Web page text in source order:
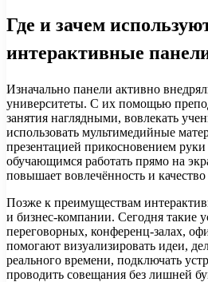
Где и зачем
интерактивные
Изначально панели активно
университеты. С их помощью
занятия наглядными, вовлекать
использовать мультимедийные
презентацией прикосновением
обучающимся работать прямо на
повышает вовлечённость и
Позже к преимуществам
и бизнес-компании. Сегодня такие
переговорных, конференц-залах,
помогают визуализировать идеи,
реального времени, подключать
проводить совещания без лишней